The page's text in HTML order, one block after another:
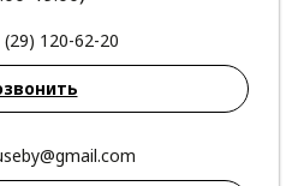
(29) 120-62-20